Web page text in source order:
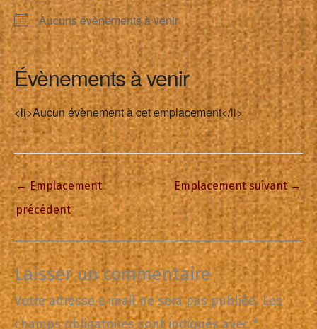
Aucuns évènements à venir
Évènements à venir
<li>Aucun évènement à cet emplacement</li>
←Emplacement
précédent
Emplacement suivant→
Laisser un commentaire
Votre adresse e-mail ne sera pas publiée. Les
champs obligatoires sont indiqués avec*